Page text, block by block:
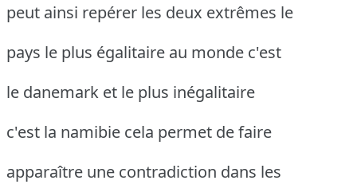
peut ainsi repérer les deux extrêmes le
pays le plus égalitaire au monde c'est
le danemark et le plus inégalitaire
c'est la namibie cela permet de faire
apparaître une contradiction dans les